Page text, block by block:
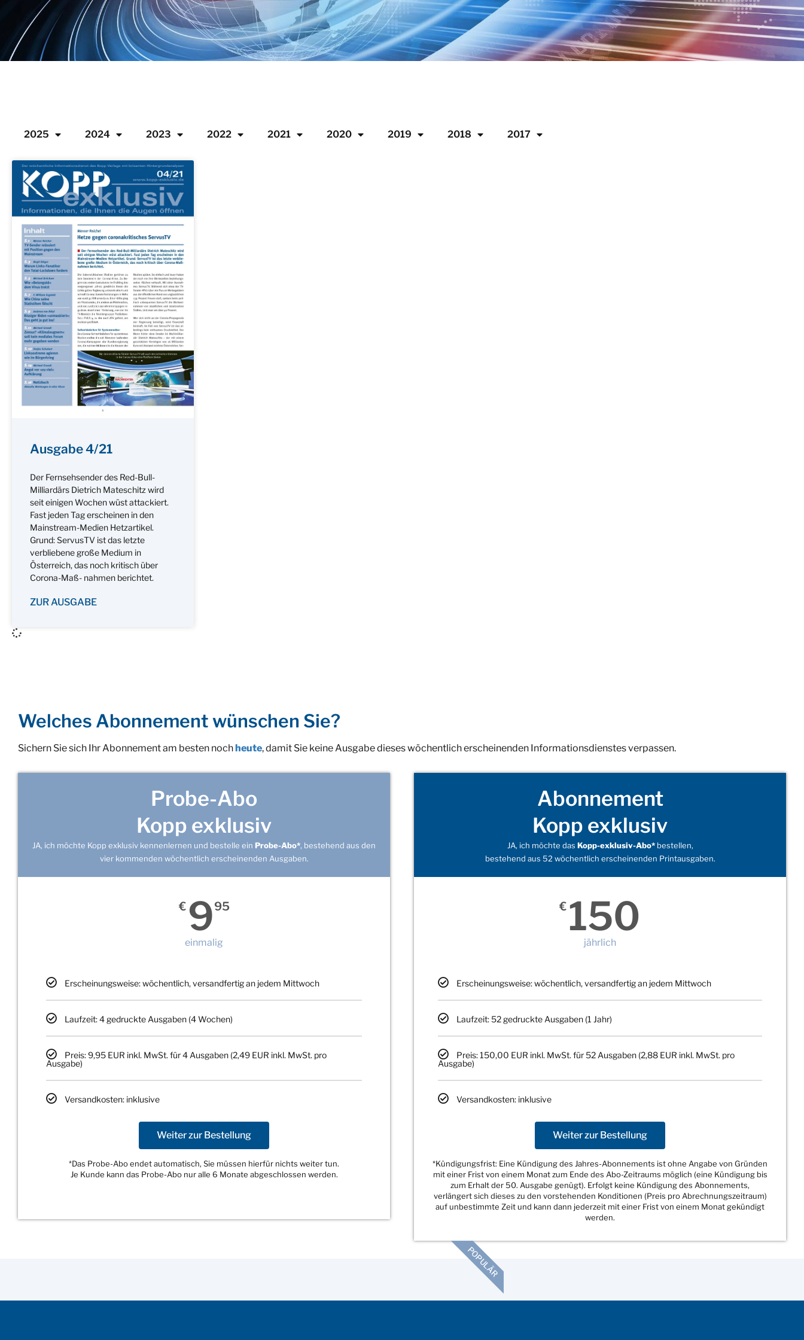
2025 2024 2023 2022 2021 2020 2019 2018 2017
Ausgabe 4/21
Der Fernsehsender des Red-Bull-
Milliardärs Dietrich Mateschitz wird
seit einigen Wochen wüst attackiert.
Fast jeden Tag erscheinen in den
Mainstream-Medien Hetzartikel.
Grund: ServusTV ist das letzte
verbliebene große Medium in
Österreich, das noch kritisch über
Corona-Maß- nahmen berichtet.
ZUR AUSGABE
Welches Abonnement wünschen Sie?
Sichern Sie sich Ihr Abonnement am besten nochheute, damit Sie keine Ausgabe dieses wöchentlich erscheinenden Informationsdienstes verpassen.
Probe-Abo
Kopp exklusiv
JA, ich möchte Kopp exklusiv kennenlernen und bestelle ein Probe-Abo*, bestehend aus den
vier kommenden wöchentlich erscheinenden Ausgaben.
€ 995
einmalig
Erscheinungsweise: wöchentlich, versandfertig an jedem Mittwoch
Laufzeit: 4 gedruckte Ausgaben (4 Wochen)
Preis: 9,95 EUR inkl. MwSt. für 4 Ausgaben (2,49 EUR inkl. MwSt. pro
Ausgabe)
Versandkosten: inklusive
Weiter zur Bestellung
*Das Probe-Abo endet automatisch, Sie müssen hierfür nichts weiter tun.
Je Kunde kann das Probe-Abo nur alle 6 Monate abgeschlossen werden.
Abonnement
Kopp exklusiv
JA, ich möchte das Kopp-exklusiv-Abo*bestellen,
bestehend aus 52 wöchentlich erscheinenden Printausgaben.
€ 150
jährlich
Erscheinungsweise: wöchentlich, versandfertig an jedem Mittwoch
Laufzeit: 52 gedruckte Ausgaben (1 Jahr)
Preis: 150,00 EUR inkl. MwSt. für 52 Ausgaben (2,88 EUR inkl. MwSt. pro
Ausgabe)
Versandkosten: inklusive
Weiter zur Bestellung
*Kündigungsfrist: Eine Kündigung des Jahres-Abonnements ist ohne Angabe von Gründen
mit einer Frist von einem Monat zum Ende des Abo-Zeitraums möglich (eine Kündigung bis
zum Erhalt der 50. Ausgabe genügt). Erfolgt keine Kündigung des Abonnements,
verlängert sich dieses zu den vorstehenden Konditionen (Preis pro Abrechnungszeitraum)
auf unbestimmte Zeit und kann dann jederzeit mit einer Frist von einem Monat gekündigt
werden.
POPULÄR